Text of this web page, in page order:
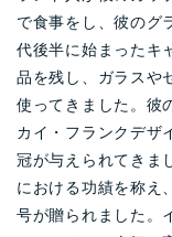
で食事をし、彼のグ
代後半に始まったキ
品を残し、ガラスや
使ってきました。彼
カイ・フランクデザ
冠が与えられてきま
における功績を称え
号が贈られました。